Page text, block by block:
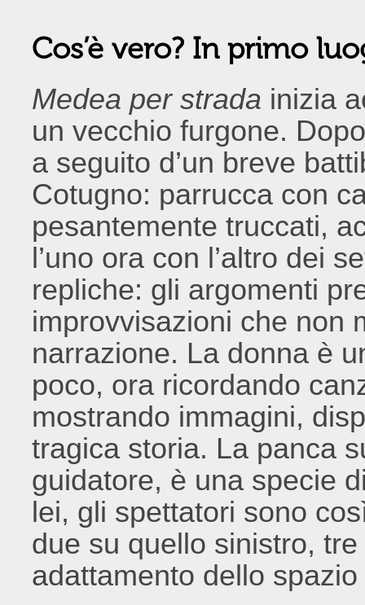
Cos’è vero? In primo
Medea per strada inizia
un vecchio furgone.
a seguito d’un breve
Cotugno: parrucca con
pesantemente truccati,
l’uno ora con l’altro dei
repliche: gli argomenti
improvvisazioni che non
narrazione. La donna è
poco, ora ricordando
mostrando immagini,
tragica storia. La panca
guidatore, è una specie
lei, gli spettatori sono
due su quello sinistro,
adattamento dello